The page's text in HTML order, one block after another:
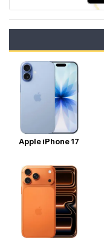
Apple iPhone 17